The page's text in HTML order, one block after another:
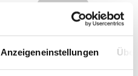
Anzeigeneinstellungen
Zertifizierter